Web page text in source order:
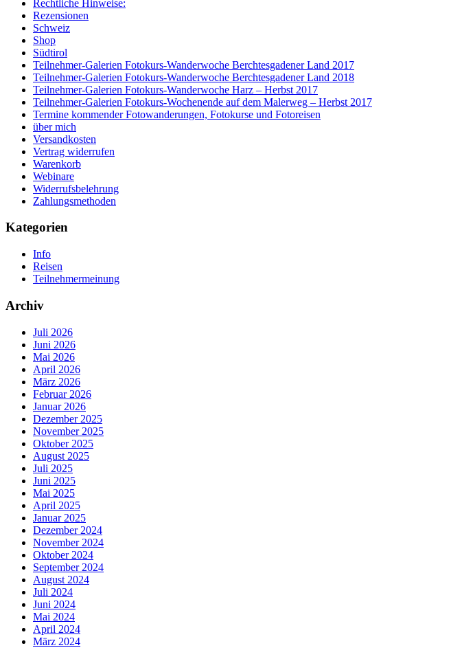
Rechtliche Hinweise:
Rezensionen
Schweiz
Shop
Südtirol
Teilnehmer-Galerien Fotokurs-Wanderwoche Berchtesgadener Land 2017
Teilnehmer-Galerien Fotokurs-Wanderwoche Berchtesgadener Land 2018
Teilnehmer-Galerien Fotokurs-Wanderwoche Harz – Herbst 2017
Teilnehmer-Galerien Fotokurs-Wochenende auf dem Malerweg – Herbst 2017
Termine kommender Fotowanderungen, Fotokurse und Fotoreisen
über mich
Versandkosten
Vertrag widerrufen
Warenkorb
Webinare
Widerrufsbelehrung
Zahlungsmethoden
Kategorien
Info
Reisen
Teilnehmermeinung
Archiv
Juli 2026
Juni 2026
Mai 2026
April 2026
März 2026
Februar 2026
Januar 2026
Dezember 2025
November 2025
Oktober 2025
August 2025
Juli 2025
Juni 2025
Mai 2025
April 2025
Januar 2025
Dezember 2024
November 2024
Oktober 2024
September 2024
August 2024
Juli 2024
Juni 2024
Mai 2024
April 2024
März 2024